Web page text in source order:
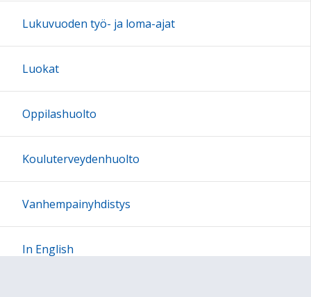
22:00
23:00
Lukuvuoden työ- ja loma-ajat
Luokat
Oppilashuolto
Kouluterveydenhuolto
Vanhempainyhdistys
In English